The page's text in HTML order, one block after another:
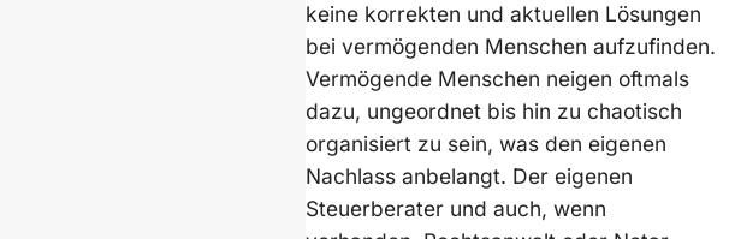
keine korrekten und aktuellen Lösungen
bei vermögenden Menschen aufzufinden.
Vermögende Menschen neigen oftmals
dazu, ungeordnet bis hin zu chaotisch
organisiert zu sein, was den eigenen
Nachlass anbelangt. Der eigenen
Steuerberater und auch, wenn